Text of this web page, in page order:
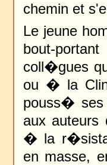
chemin et
Le jeune
bout-
coll�gues
ou � la
pouss� ses
aux
� la
en masse,